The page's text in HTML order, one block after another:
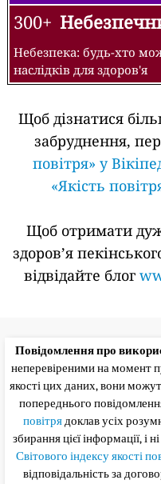
300+
Небезпека: будь-хто
наслідків для здоров'я
Щоб дізнатися
забруднення,
повітря» у
«Якість
Щоб отримати
здоров’я
відвідайте блог
Повідомлення про
неперевіреними на момент
якості цих даних, вони
попереднього
повітрядоклав усіх
збирання цієї інформації, і
Світового індексу якості
відповідальність за